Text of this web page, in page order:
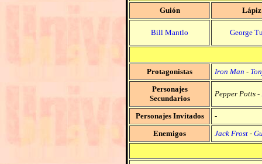
Guión Lápiz
Bill Mantlo George
Protagonistas Iron Man -
Personajes
Secundarios
Pepper Potts -
Personajes Invitados
-
Enemigos
Jack Frost -